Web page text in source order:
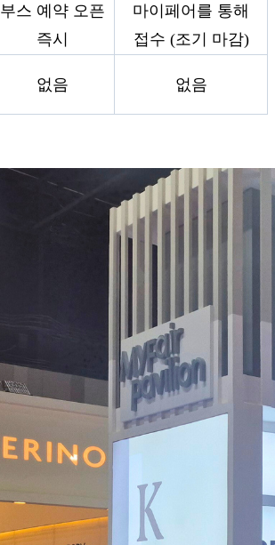
부스 예약 오픈
즉시
마이페어를 통해
접수 (조기 마감)
없음 없음